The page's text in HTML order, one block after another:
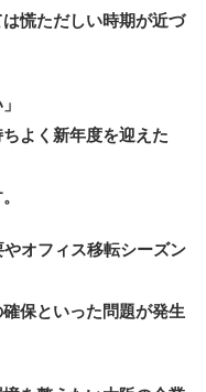
慌ただしい時期が近づ
よく新年度を迎えた
オフィス移転シーズン
保といった問題が発生